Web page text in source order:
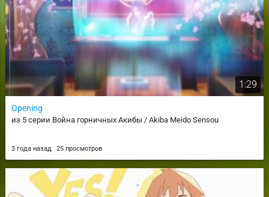
1:29
Opening
из 5 серии Война горничных Акибы / Akiba Meido Sensou
3 года назад 25 просмотров